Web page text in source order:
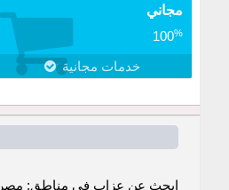
مجاني
100%
خدمات مجانية
ابحث عن عزاب في مناطق: مصر